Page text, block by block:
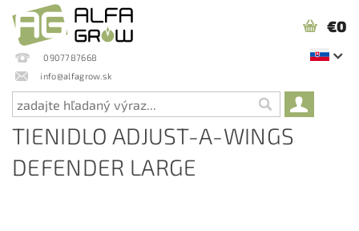
0907787668
info@alfagrow.sk
€0
TIENIDLO ADJUST-A-WINGS
DEFENDER LARGE